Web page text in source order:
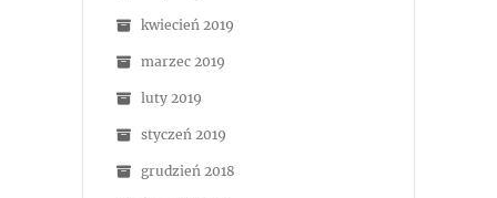
kwiecień 2019
marzec 2019
luty 2019
styczeń 2019
grudzień 2018